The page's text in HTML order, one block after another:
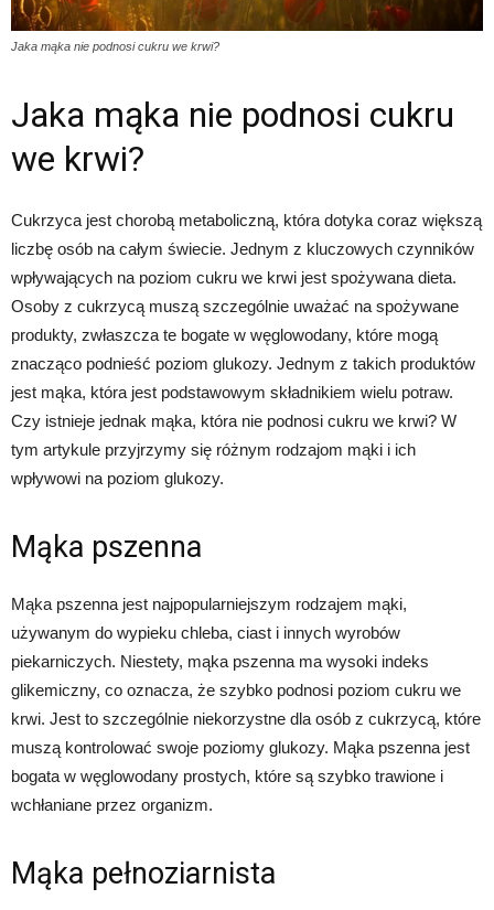
Jaka mąka nie podnosi cukru we krwi?
Jaka mąka nie podnosi cukru
we krwi?
Cukrzyca jest chorobą metaboliczną, która dotyka coraz większą
liczbę osób na całym świecie. Jednym z kluczowych czynników
wpływających na poziom cukru we krwi jest spożywana dieta.
Osoby z cukrzycą muszą szczególnie uważać na spożywane
produkty, zwłaszcza te bogate w węglowodany, które mogą
znacząco podnieść poziom glukozy. Jednym z takich produktów
jest mąka, która jest podstawowym składnikiem wielu potraw.
Czy istnieje jednak mąka, która nie podnosi cukru we krwi? W
tym artykule przyjrzymy się różnym rodzajom mąki i ich
wpływowi na poziom glukozy.
Mąka pszenna
Mąka pszenna jest najpopularniejszym rodzajem mąki,
używanym do wypieku chleba, ciast i innych wyrobów
piekarniczych. Niestety, mąka pszenna ma wysoki indeks
glikemiczny, co oznacza, że szybko podnosi poziom cukru we
krwi. Jest to szczególnie niekorzystne dla osób z cukrzycą, które
muszą kontrolować swoje poziomy glukozy. Mąka pszenna jest
bogata w węglowodany prostych, które są szybko trawione i
wchłaniane przez organizm.
Mąka pełnoziarnista